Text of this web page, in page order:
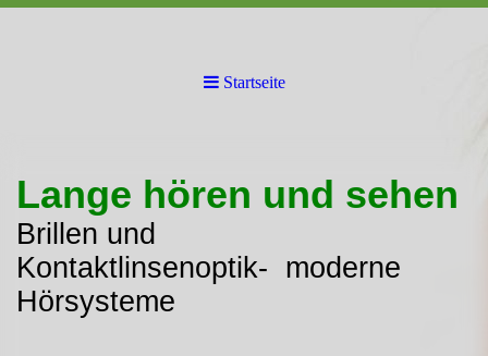
Startseite
Lange hören und sehen
Brillen und
Kontaktlinsenoptik- moderne
Hörsysteme